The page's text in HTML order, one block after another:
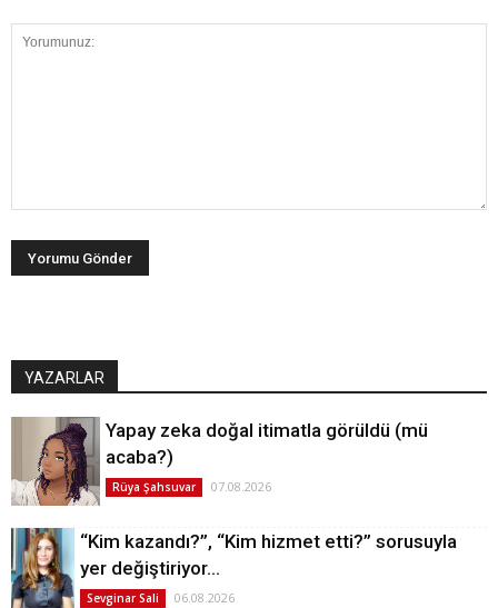
YAZARLAR
Yapay zeka doğal itimatla görüldü (mü
acaba?)
Rüya Şahsuvar 07.08.2026
“Kim kazandı?”, “Kim hizmet etti?” sorusuyla
yer değiştiriyor…
Sevginar Sali 06.08.2026